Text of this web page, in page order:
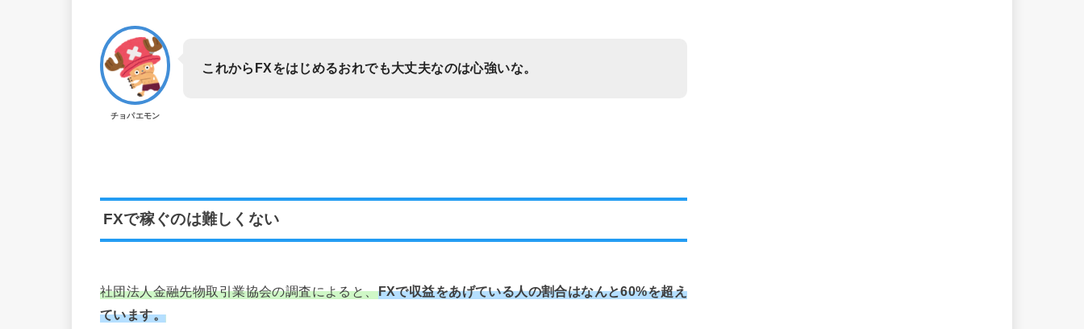
チョパエモン
これからFXをはじめるおれでも大丈夫なのは心強いな。
FXで稼ぐのは難しくない
社団法人金融先物取引業協会の調査によると、FXで収益をあげている人の割合はなんと60%を超え
ています。